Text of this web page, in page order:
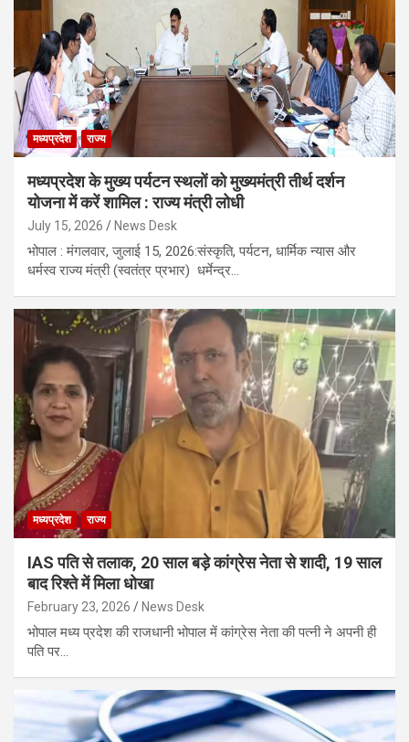
मध्यप्रदेश राज्य
मध्यप्रदेश के मुख्य पर्यटन स्थलों को मुख्यमंत्री तीर्थ दर्शन
योजना में करें शामिल : राज्य मंत्री लोधी
July 15, 2026 News Desk
भोपाल : मंगलवार, जुलाई 15, 2026:संस्कृति, पर्यटन, धार्मिक न्यास और
धर्मस्व राज्य मंत्री (स्वतंत्र प्रभार) धर्मेन्द्र…
मध्यप्रदेश राज्य
IAS पति से तलाक, 20 साल बड़े कांग्रेस नेता से शादी, 19 साल
बाद रिश्ते में मिला धोखा
February 23, 2026 News Desk
भोपाल मध्य प्रदेश की राजधानी भोपाल में कांग्रेस नेता की पत्नी ने अपनी ही
पति पर…